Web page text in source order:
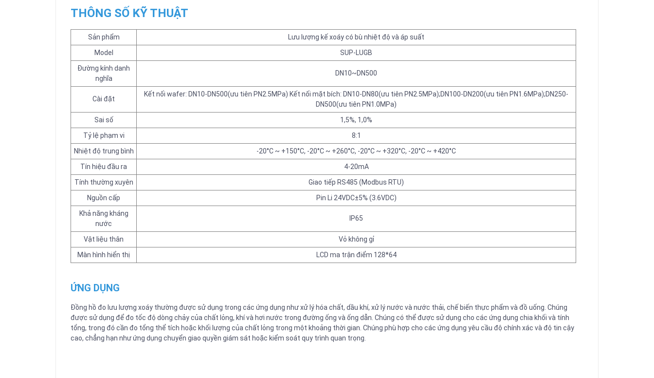
THÔNG SỐ KỸ THUẬT
Sản phẩm
Lưu lượng kế xoáy có bù nhiệt độ và áp suất
Model
SUP-LUGB
Đường kính danh
nghĩa
DN10~DN500
Cài đặt
Kết nối wafer: DN10-DN500(ưu tiên PN2.5MPa) Kết nối mặt bích: DN10-DN80(ưu tiên PN2.5MPa);DN100-DN200(ưu tiên PN1.6MPa);DN250-
DN500(ưu tiên PN1.0MPa)
Sai số
1,5%, 1,0%
Tỷ lệ phạm vi
8:1
Nhiệt độ trung bình
-20°C ~ +150°C, -20°C ~ +260°C, -20°C ~ +320°C, -20°C ~ +420°C
Tín hiệu đầu ra
4-20mA
Tính thường xuyên
Giao tiếp RS485 (Modbus RTU)
Nguồn cấp
Pin Li 24VDC±5% (3.6VDC)
Khả năng kháng
nước
IP65
Vật liệu thân
Vỏ không gỉ
Màn hình hiển thị
LCD ma trận điểm 128*64
ỨNG DỤNG
Đồng hồ đo lưu lượng xoáy thường được sử dụng trong các ứng dụng như xử lý hóa chất, dầu khí, xử lý nước và nước thải, chế biến thực phẩm và đồ uống. Chúng
được sử dụng để đo tốc độ dòng chảy của chất lỏng, khí và hơi nước trong đường ống và ống dẫn. Chúng có thể được sử dụng cho các ứng dụng chia khối và tính
tổng, trong đó cần đo tổng thể tích hoặc khối lượng của chất lỏng trong một khoảng thời gian. Chúng phù hợp cho các ứng dụng yêu cầu độ chính xác và độ tin cậy
cao, chẳng hạn như ứng dụng chuyển giao quyền giám sát hoặc kiểm soát quy trình quan trọng.